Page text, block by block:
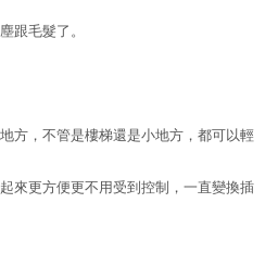
跟毛髮了。
方，不管是樓梯還是小地方，都可以輕
來更方便更不用受到控制，一直變換插